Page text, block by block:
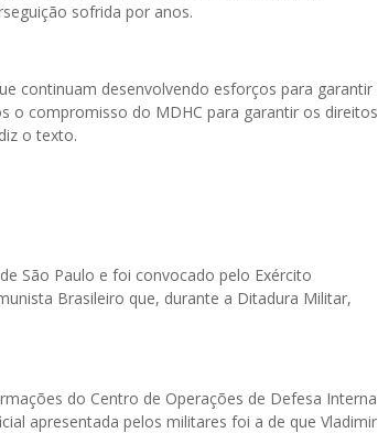
sofrida por anos.
continuam desenvolvendo esforços para garantir
o compromisso do MDHC para garantir os direitos
o texto.
São Paulo e foi convocado pelo Exército
Brasileiro que, durante a Ditadura Militar,
do Centro de Operações de Defesa Interna
apresentada pelos militares foi a de que Vladimir